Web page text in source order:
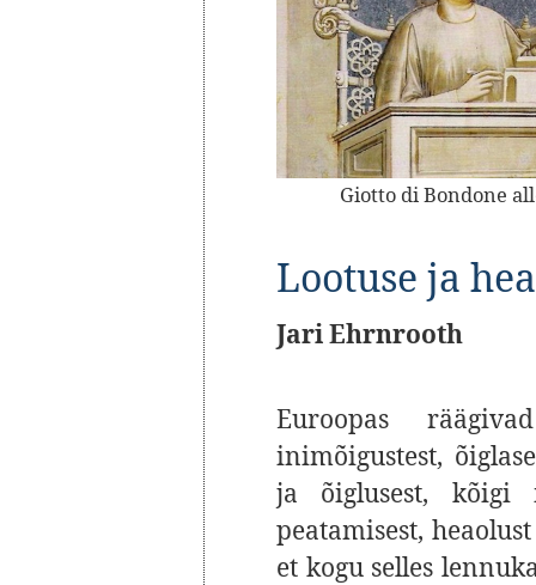
Giotto di Bondone
Lootuse ja
Jari Ehrnrooth
Euroopas
inimõigustest,
ja õiglusest, kõigi
peatamisest,
et kogu selles